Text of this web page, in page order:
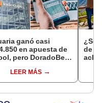
ganó casi
en apuesta de
pero DoradoBet
multó a la
con más de S/
LEER MÁS
¿Se
de